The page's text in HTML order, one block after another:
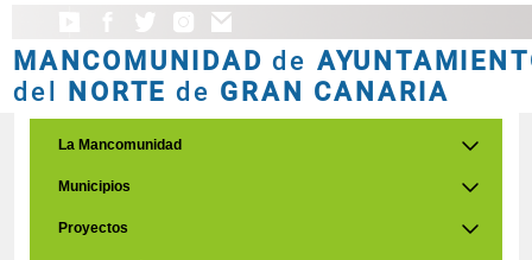
MANCOMUNIDAD de
del NORTE de GRAN CANARIA
La Mancomunidad
Municipios
Proyectos